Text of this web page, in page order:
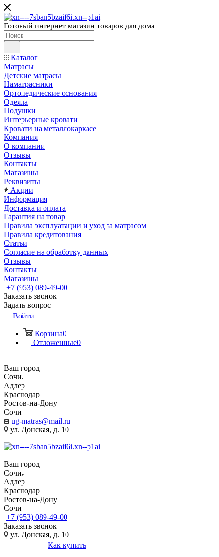
Готовый интернет-магазин товаров для дома
Каталог
Матрасы
Детские матрасы
Наматрасники
Ортопедические основания
Одеяла
Подушки
Интерьерные кровати
Кровати на металлокаркасе
Компания
О компании
Отзывы
Контакты
Магазины
Реквизиты
Акции
Информация
Доставка и оплата
Гарантия на товар
Правила эксплуатации и уход за матрасом
Правила кредитования
Статьи
Согласие на обработку данных
Отзывы
Контакты
Магазины
+7 (953) 089-49-00
Заказать звонок
Задать вопрос
Войти
Корзина0
Отложенные0
Ваш город
Сочи
Адлер
Краснодар
Ростов-на-Дону
Сочи
ug-matras@mail.ru
ул. Донская, д. 10
Ваш город
Сочи
Адлер
Краснодар
Ростов-на-Дону
Сочи
+7 (953) 089-49-00
Заказать звонок
ул. Донская, д. 10
Как купить